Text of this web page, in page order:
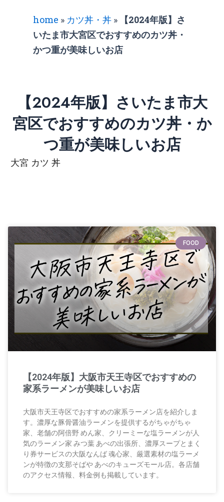
home » カツ丼・丼 »
【2024年版】さ
いたま市大宮区でおすすめのカツ丼・
かつ重が美味しいお店
【2024年版】さいたま市大
宮区でおすすめのカツ丼・か
つ重が美味しいお店
大宮 カツ 丼
FOOD
【2024年版】大阪市天王寺区でおすすめの
家系ラーメンが美味しいお店
大阪市天王寺区でおすすめの家系ラーメン店を紹介しま
す。濃厚な豚骨醤油ラーメンを提供するがちゃがちゃ
家、老舗の阿倍野 めん家、クリーミーな塩ラーメンが人
気のラーメン家 みつ葉 あべの出張所、濃厚スープとまく
り券サービスの大阪なんば 魂心家、厳選素材の塩ラーメ
ンが特徴の支那そばや あべのキューズモール店。各店舗
のアクセス情報、料金例も掲載しています。